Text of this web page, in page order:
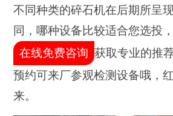
不同种类的碎石机在后期所呈
同，哪种设备比较适合您选投
在线免费咨询 获取专业的推
预约可来厂参观检测设备哦，
来。